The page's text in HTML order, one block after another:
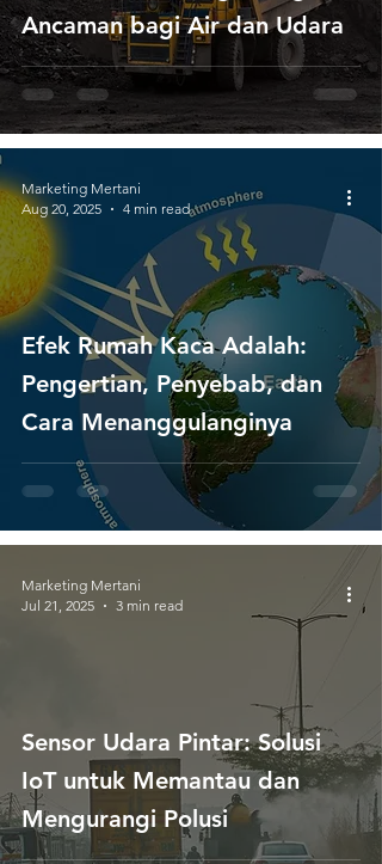
Ancaman bagi Air dan Udara
Efek Rumah Kaca Adalah:
Pengertian, Penyebab, dan
Cara Menanggulanginya
Marketing Mertani
Aug 20, 2025
4 min read
Sensor Udara Pintar: Solusi
IoT untuk Memantau dan
Mengurangi Polusi
Marketing Mertani
Jul 21, 2025
3 min read